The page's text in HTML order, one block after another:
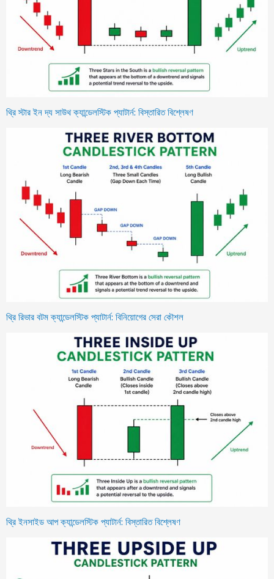
থ্রি স্টার ইন দ্য সাউথ ক্যান্ডেলস্টিক প্যাটার্ন: বিস্তারিত বিশ্লেষণ
থ্রি রিভার বটম ক্যান্ডেলস্টিক প্যাটার্ন: বিনিয়োগের সেরা কৌশল
থ্রি ইনসাইড আপ ক্যান্ডেলস্টিক প্যাটার্ন: বিস্তারিত বিশ্লেষণ